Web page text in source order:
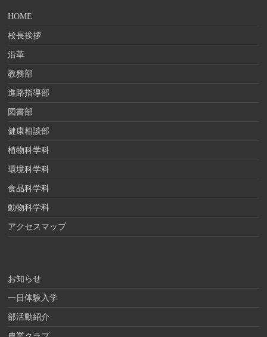
HOME
校長挨拶
沿革
教務部
進路指導部
図書部
健康相談部
植物科学科
環境科学科
食品科学科
動物科学科
アクセスマップ
お知らせ
一日体験入学
部活動紹介